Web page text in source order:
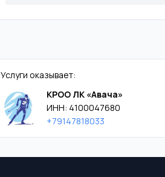
Услуги оказывает:
КРОО ЛК «Авача»
ИНН: 4100047680
+79147818033